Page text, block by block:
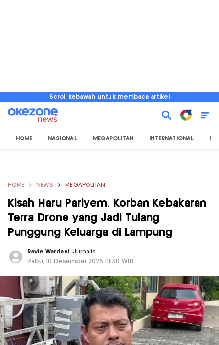
Scroll kebawah untuk membaca artikel
HOME NASIONAL MEGAPOLITAN INTERNATIONAL
HOME NEWS MEGAPOLITAN
Kisah Haru Pariyem, Korban Kebakaran
Terra Drone yang Jadi Tulang
Punggung Keluarga di Lampung
Ravie Wardani ,Jurnalis
Rabu, 10 Desember 2025 |11:30 WIB